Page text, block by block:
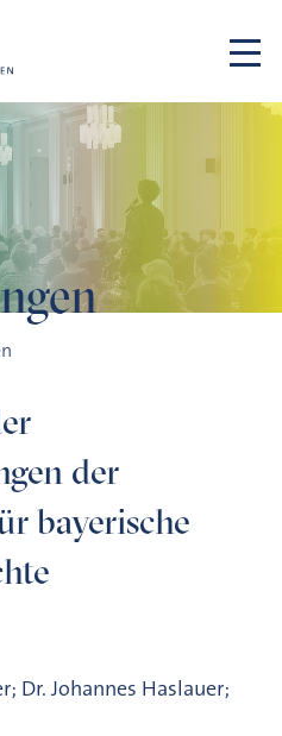
der
bayerische
Dr. Johannes Haslauer;